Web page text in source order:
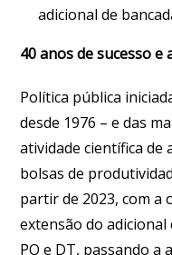
adicional de
40 anos de sucesso
Política pública
desde 1976 – e das
atividade científica de
bolsas de
partir de 2023, com a
extensão do adicional
PQ e DT, passando a